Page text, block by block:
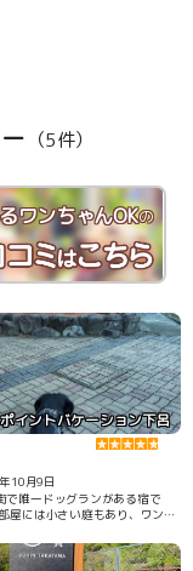
（5件）
ワンちゃんOKの
ポイントバケーション下呂
10月9日
で唯一ドッグランがある宿で
屋には小さい庭もあり、ワンコ
た。